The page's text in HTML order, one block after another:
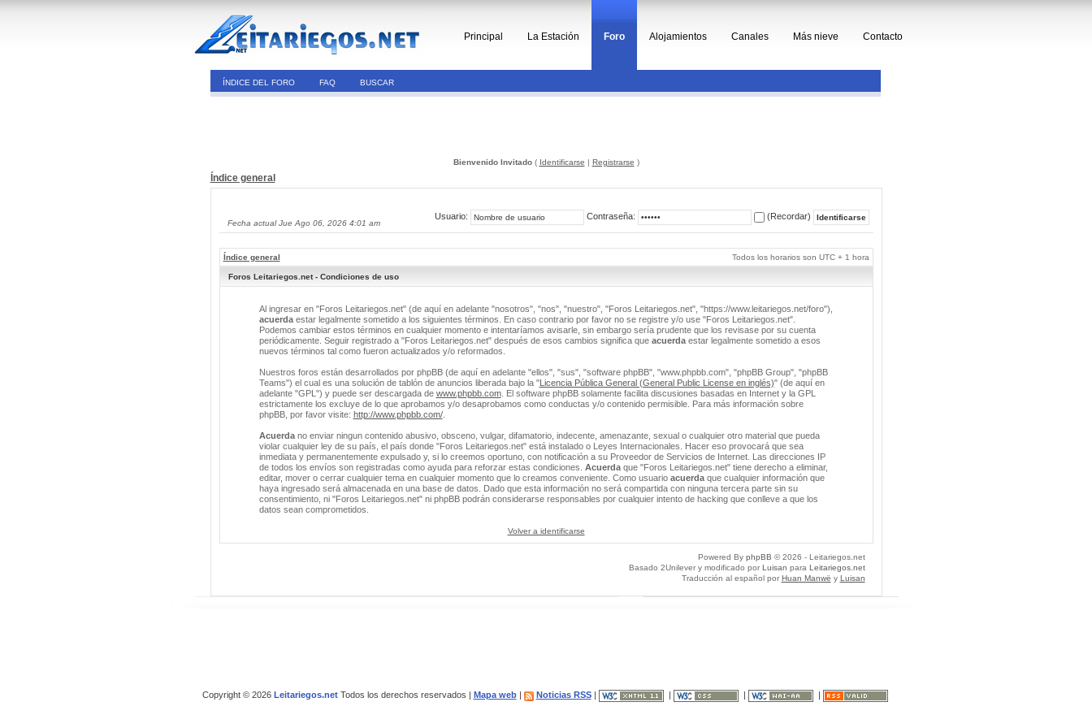
Principal La Estación Foro Alojamientos Canales Más nieve Contacto
ÍNDICE DEL FORO FAQ BUSCAR
Bienvenido Invitado( Identificarse | Registrarse )
Índice general
Fecha actual Jue Ago 06, 2026 4:01 am
Usuario: Contraseña: (Recordar)
Índice general Todos los horarios son UTC + 1 hora
Foros Leitariegos.net - Condiciones de uso
Al ingresar en "Foros Leitariegos.net" (de aquí en adelante "nosotros", "nos", "nuestro", "Foros Leitariegos.net", "https://www.leitariegos.net/foro"),
acuerdaestar legalmente sometido a los siguientes términos. En caso contrario por favor no se registre y/o use "Foros Leitariegos.net".
Podemos cambiar estos términos en cualquier momento e intentaríamos avisarle, sin embargo sería prudente que los revisase por su cuenta
periódicamente. Seguir registrado a "Foros Leitariegos.net" después de esos cambios significa que acuerdaestar legalmente sometido a esos
nuevos términos tal como fueron actualizados y/o reformados.
Nuestros foros están desarrollados por phpBB (de aquí en adelante "ellos", "sus", "software phpBB", "www.phpbb.com", "phpBB Group", "phpBB
Teams") el cual es una solución de tablón de anuncios liberada bajo la "Licencia Pública General (General Public License en inglés)" (de aquí en
adelante "GPL") y puede ser descargada de www.phpbb.com. El software phpBB solamente facilita discusiones basadas en Internet y la GPL
estrictamente los excluye de lo que aprobamos y/o desaprobamos como conductas y/o contenido permisible. Para más información sobre
phpBB, por favor visite: http://www.phpbb.com/.
Acuerdano enviar ningun contenido abusivo, obsceno, vulgar, difamatorio, indecente, amenazante, sexual o cualquier otro material que pueda
violar cualquier ley de su país, el país donde "Foros Leitariegos.net" está instalado o Leyes Internacionales. Hacer eso provocará que sea
inmediata y permanentemente expulsado y, si lo creemos oportuno, con notificación a su Proveedor de Servicios de Internet. Las direcciones IP
de todos los envíos son registradas como ayuda para reforzar estas condiciones. Acuerdaque "Foros Leitariegos.net" tiene derecho a eliminar,
editar, mover o cerrar cualquier tema en cualquier momento que lo creamos conveniente. Como usuario acuerdaque cualquier información que
haya ingresado será almacenada en una base de datos. Dado que esta información no será compartida con ninguna tercera parte sin su
consentimiento, ni "Foros Leitariegos.net" ni phpBB podrán considerarse responsables por cualquier intento de hacking que conlleve a que los
datos sean comprometidos.
Volver a identificarse
Powered By phpBB © 2026 - Leitariegos.net
Basado 2Unilever y modificado por Luisan para Leitariegos.net
Traducción al español por Huan Manwë y Luisan
Copyright © 2026 Leitariegos.netTodos los derechos reservados | Mapa web| Noticias RSS|